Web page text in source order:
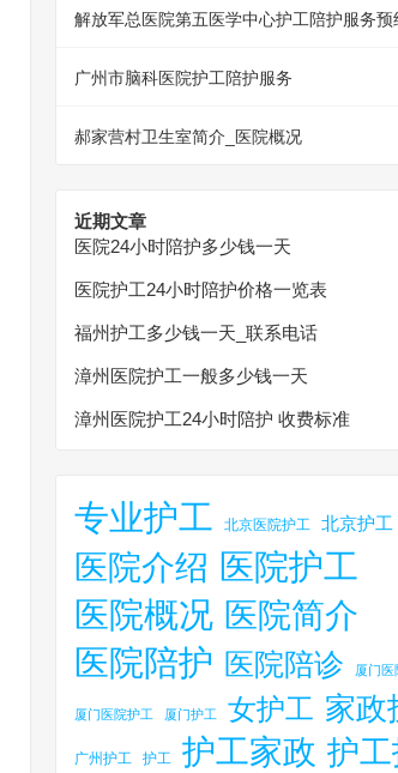
解放军总医院第五医学中心护工陪护服务预
广州市脑科医院护工陪护服务
郝家营村卫生室简介_医院概况
近期文章
医院24小时陪护多少钱一天
医院护工24小时陪护价格一览表
福州护工多少钱一天_联系电话
漳州医院护工一般多少钱一天
漳州医院护工24小时陪护 收费标准
专业护工 北京医院护工 北京护工
医院介绍 医院护工
医院概况 医院简介
医院陪护 医院陪诊 厦门医
厦门医院护工 厦门护工 女护工 家政
广州护工 护工 护工家政 护